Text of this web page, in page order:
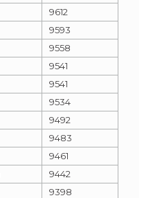
9612
9593
9558
9541
9541
9534
9492
9483
9461
9442
9398